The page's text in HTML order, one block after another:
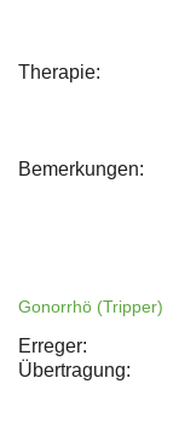
Therapie:
Bemerkungen:
Gonorrhö (Tripper)
Erreger:
Übertragung: